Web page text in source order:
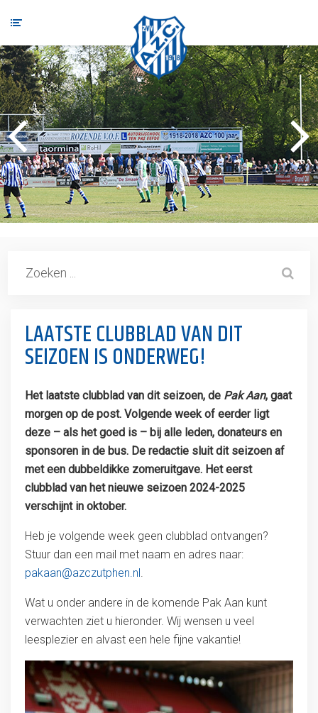
LAATSTE CLUBBLAD VAN DIT
SEIZOEN IS ONDERWEG!
Het laatste clubblad van dit seizoen, de Pak Aan, gaat
morgen op de post. Volgende week of eerder ligt
deze – als het goed is – bij alle leden, donateurs en
sponsoren in de bus. De redactie sluit dit seizoen af
met een dubbeldikke zomeruitgave. Het eerst
clubblad van het nieuwe seizoen 2024-2025
verschijnt in oktober.
Heb je volgende week geen clubblad ontvangen?
Stuur dan een mail met naam en adres naar:
pakaan@azczutphen.nl.
Wat u onder andere in de komende Pak Aan kunt
verwachten ziet u hieronder. Wij wensen u veel
leesplezier en alvast een hele fijne vakantie!